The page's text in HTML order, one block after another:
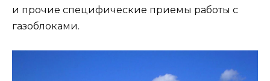
и прочие специфические приемы работы с
газоблоками.